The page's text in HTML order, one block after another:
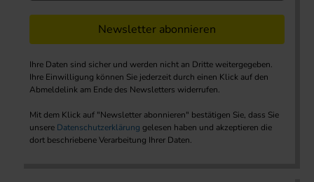
Newsletter abonnieren
Ihre Daten sind sicher und werden nicht an Dritte weitergegeben.
Ihre Einwilligung können Sie jederzeit durch einen Klick auf den
Abmeldelink am Ende des Newsletters widerrufen.
Mit dem Klick auf "Newsletter abonnieren" bestätigen Sie, dass Sie
unsere Datenschutzerklärung gelesen haben und akzeptieren die
dort beschriebene Verarbeitung Ihrer Daten.